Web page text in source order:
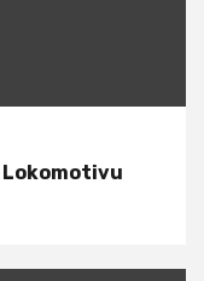
Lokomotivu